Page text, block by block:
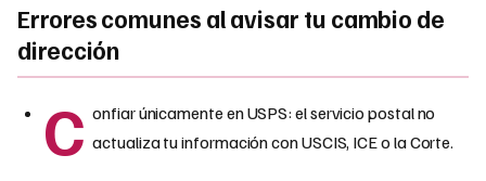
Errores comunes al avisar tu cambio de
dirección
C onfiar únicamente en USPS: el servicio postal no
actualiza tu información con USCIS, ICE o la Corte.